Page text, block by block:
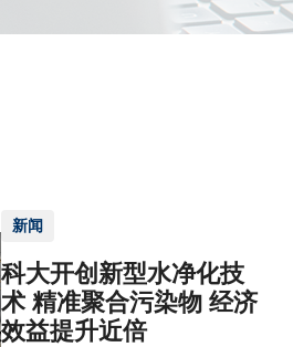
新闻
科大开创新型水净化技
术 精准聚合污染物 经济
效益提升近倍